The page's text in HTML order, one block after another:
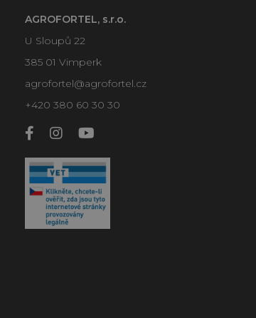
AGROFORTEL, s.r.o.
U Sloupů 22
385 01 Vimperk
agrofortel@agrofortel.cz
+420 380 60 30 30